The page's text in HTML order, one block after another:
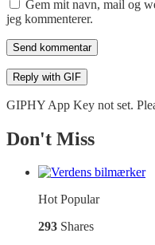
Gem mit navn, mail og
jeg kommenterer.
Send kommentar
Reply with GIF
GIPHY App Key not set.
Don't Miss
HotPopular
293 Shares